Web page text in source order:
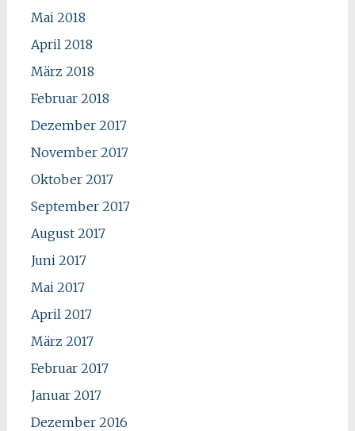
Mai 2018
April 2018
März 2018
Februar 2018
Dezember 2017
November 2017
Oktober 2017
September 2017
August 2017
Juni 2017
Mai 2017
April 2017
März 2017
Februar 2017
Januar 2017
Dezember 2016